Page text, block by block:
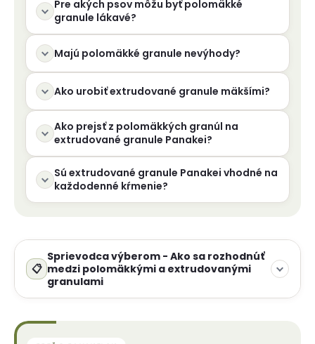
Pre akých psov môžu byť polomäkké
granule lákavé?
Majú polomäkké granule nevýhody?
Ako urobiť extrudované granule mäkšími?
Ako prejsť z polomäkkých granúl na
extrudované granule Panakei?
Sú extrudované granule Panakei vhodné na
každodenné kŕmenie?
Sprievodca výberom - Ako sa rozhodnúť
medzi polomäkkými a extrudovanými
granulami